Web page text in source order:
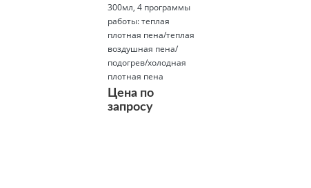
300мл, 4 программы
работы: теплая
плотная пена/теплая
воздушная пена/
подогрев/холодная
плотная пена
Цена по
запросу